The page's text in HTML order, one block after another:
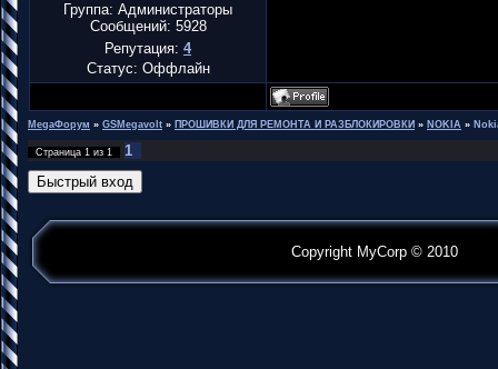
Группа: Администраторы
Сообщений: 5928
Репутация: 4
Статус: Оффлайн
MegaФорум » GSMegavolt » ПРОШИВКИ ДЛЯ РЕМОНТА И РАЗБЛОКИРОВКИ » NOKIA »
Страница 1 из 1 1
Copyright MyCorp © 2010